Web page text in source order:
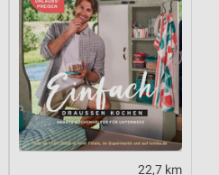
22,7 km